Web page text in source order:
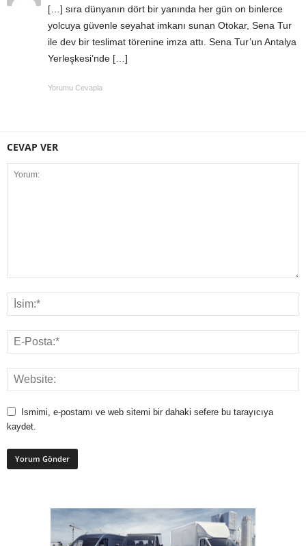
[…] sıra dünyanın dört bir yanında her gün on binlerce
yolcuya güvenle seyahat imkanı sunan Otokar, Sena Tur
ile dev bir teslimat törenine imza attı. Sena Tur’un Antalya
Yerleşkesi’nde […]
Yorumu Cevapla
CEVAP VER
Ismimi, e-postamı ve web sitemi bir dahaki sefere bu tarayıcıya
kaydet.